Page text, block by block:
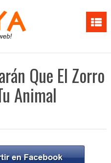
Que El Zorro
Animal